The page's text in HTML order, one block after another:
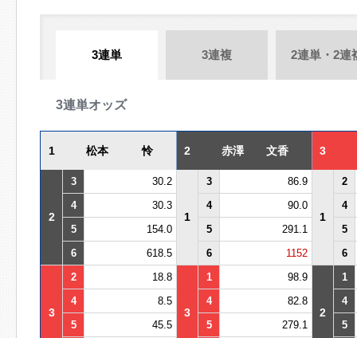
3連単 3連複 2連単・2連
3連単オッズ
1 松本 怜 2 赤澤 文香 3
2
3 30.2
1
3 86.9
1
2
4
30.3 4 90.0
4
5
154.0 5 291.1
5
6
618.5 6 1152 6
3
2 18.8
3
1 98.9
2
1
4
8.5 4 82.8
4
5
45.5 5 279.1
5